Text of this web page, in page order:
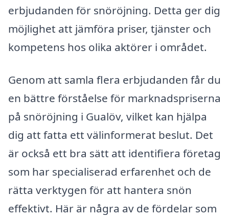
erbjudanden för snöröjning. Detta ger dig
möjlighet att jämföra priser, tjänster och
kompetens hos olika aktörer i området.
Genom att samla flera erbjudanden får du
en bättre förståelse för marknadspriserna
på snöröjning i Gualöv, vilket kan hjälpa
dig att fatta ett välinformerat beslut. Det
är också ett bra sätt att identifiera företag
som har specialiserad erfarenhet och de
rätta verktygen för att hantera snön
effektivt. Här är några av de fördelar som